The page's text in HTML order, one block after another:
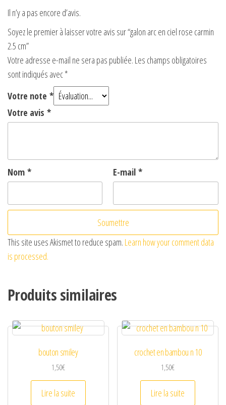
Il n’y a pas encore d’avis.
Soyez le premier à laisser votre avis sur “galon arc en ciel rose carmin
2.5 cm”
Votre adresse e-mail ne sera pas publiée. Les champs obligatoires
sont indiqués avec*
Votre note *
Votre avis *
Nom * E-mail *
This site uses Akismet to reduce spam. Learn how your comment data
is processed.
Produits similaires
bouton smiley
1,50€
Lire la suite
crochet en bambou n 10
1,50€
Lire la suite